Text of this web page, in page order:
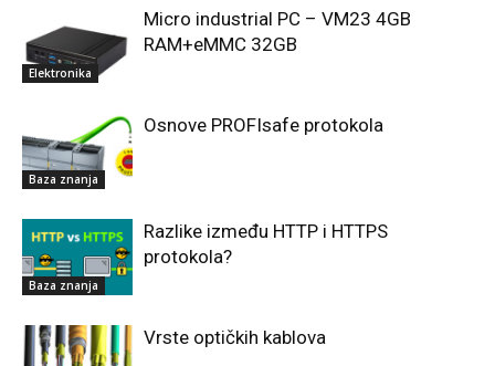
Elektronika
Micro industrial PC – VM23 4GB
RAM+eMMC 32GB
Baza znanja
Osnove PROFIsafe protokola
Baza znanja
Razlike između HTTP i HTTPS
protokola?
Vrste optičkih kablova